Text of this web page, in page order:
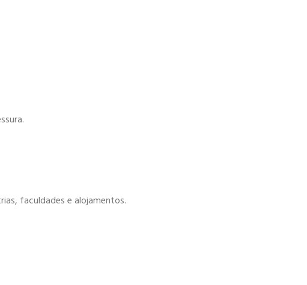
faculdades e alojamentos.